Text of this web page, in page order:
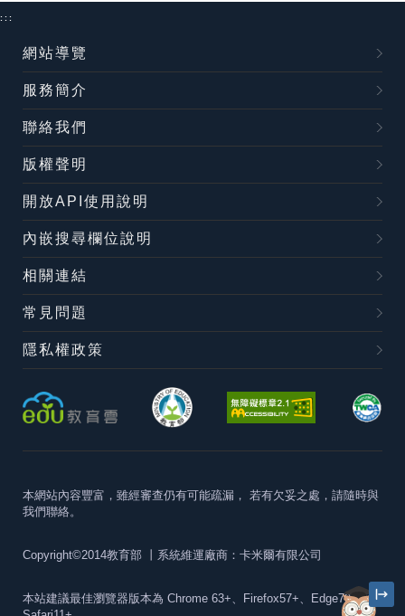
:::
網站導覽
服務簡介
聯絡我們
版權聲明
開放API使用說明
內嵌搜尋欄位說明
相關連結
常見問題
隱私權政策
本網站內容豐富，雖經審查仍有可能疏漏， 若有欠妥之處，請隨時與
我們聯絡。
Copyright©2014教育部 丨系統維運廠商：卡米爾有限公司
本站建議最佳瀏覽器版本為 Chrome 63+、Firefox57+、Edge79+及